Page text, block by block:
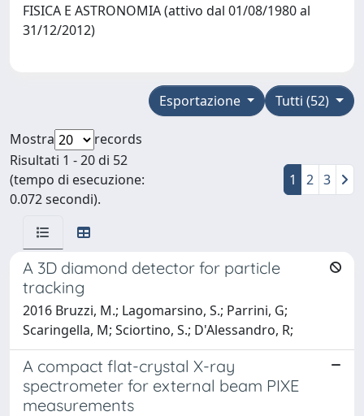
FISICA E ASTRONOMIA (attivo dal 01/08/1980 al
31/12/2012)
Tutti (52)
Esportazione
Mostra
records
Risultati 1 - 20 di 52
(tempo di esecuzione:
0.072 secondi).
1 2 3
A 3D diamond detector for particle
tracking
2016 Bruzzi, M.; Lagomarsino, S.; Parrini, G;
Scaringella, M; Sciortino, S.; D'Alessandro, R;
A compact flat-crystal X-ray
spectrometer for external beam PIXE
measurements